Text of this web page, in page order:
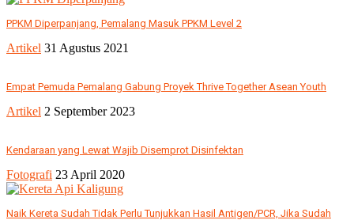
PPKM Diperpanjang, Pemalang Masuk PPKM Level 2
Artikel 31 Agustus 2021
Empat Pemuda Pemalang Gabung Proyek Thrive Together Asean Youth
Artikel 2 September 2023
Kendaraan yang Lewat Wajib Disemprot Disinfektan
Fotografi 23 April 2020
Naik Kereta Sudah Tidak Perlu Tunjukkan Hasil Antigen/PCR, Jika Sudah